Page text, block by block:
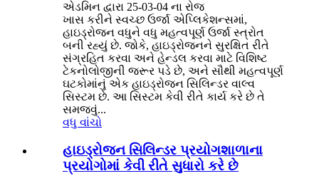
એડમિન દ્વારા 25-03-04 ના રોજ
ખાસ કરીને સ્વચ્છ ઉર્જા એપ્લિકેશન્સમાં,
હાઇડ્રોજન વધુને વધુ મહત્વપૂર્ણ ઉર્જા સ્ત્રોત
બની રહ્યું છે. જોકે, હાઇડ્રોજનને સુરક્ષિત રીતે
સંગ્રહિત કરવા અને હેન્ડલ કરવા માટે વિશિષ્ટ
ટેકનોલોજીની જરૂર પડે છે, અને સૌથી મહત્વપૂર્ણ
ઘટકોમાંનું એક હાઇડ્રોજન સિલિન્ડર વાલ્વ
સિસ્ટમ છે. આ સિસ્ટમ કેવી રીતે કાર્ય કરે છે તે
સમજવું...
વધુ વાંચો
હાઇડ્રોજન સિલિન્ડર પ્રયોગશાળાના
પ્રયોગોમાં કેવી રીતે સુધારો કરે છે